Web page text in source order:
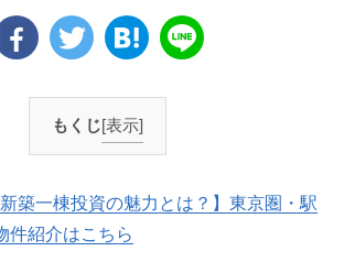
もくじ[表示]
新築一棟投資の魅力とは？】東京圏・駅
件紹介はこちら